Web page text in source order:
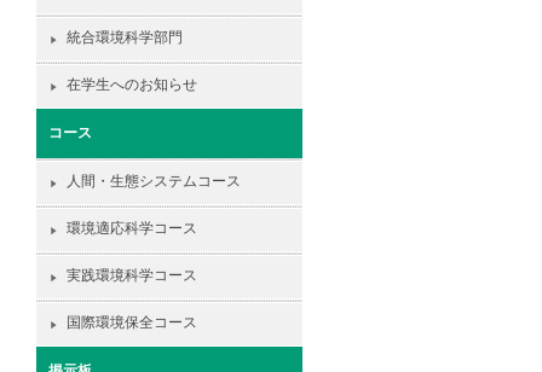
統合環境科学部門
在学生へのお知らせ
コース
人間・生態システムコース
環境適応科学コース
実践環境科学コース
国際環境保全コース